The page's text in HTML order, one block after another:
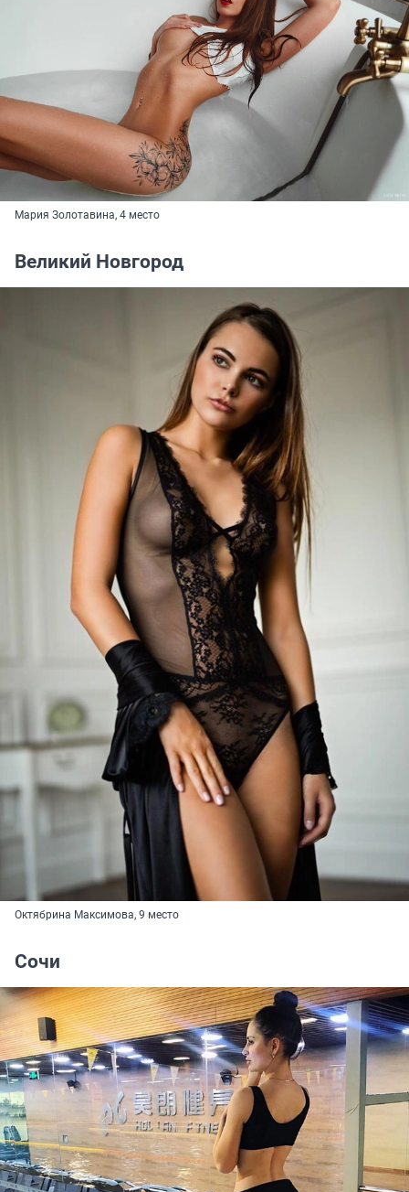
Мария Золотавина, 4 место
Великий Новгород
Октябрина Максимова, 9 место
Сочи